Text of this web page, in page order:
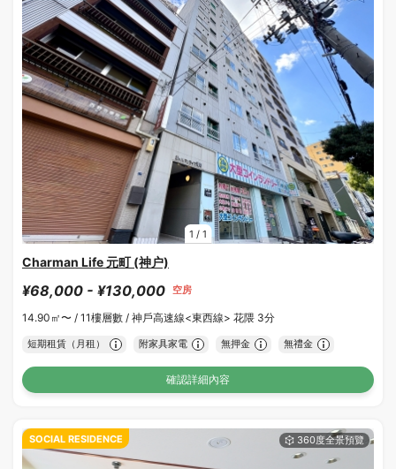
1 / 1
Charman Life 元町 (神户)
¥68,000 - ¥130,000 空房
14.90㎡〜 / 11樓層數 / 神戶高速線<東西線> 花隈 3分
短期租賃（月租） 附家具家電 無押金 無禮金
確認詳細內容
SOCIAL RESIDENCE